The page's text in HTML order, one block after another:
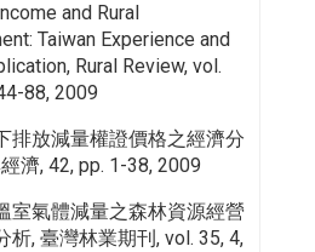
and Rural
Taiwan Experience and
Rural Review, vol.
88, 2009
排放減量權證價格之經濟分
濟, 42, pp. 1-38, 2009
室氣體減量之森林資源經營
析, 臺灣林業期刊, vol. 35, 4,